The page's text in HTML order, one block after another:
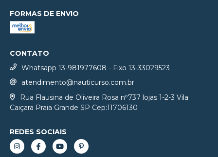
FORMAS DE ENVIO
CONTATO
Whatsapp 13-981977608 - Fixo 13-33029523
atendimento@nauticurso.com.br
Rua Flausina de Oliveira Rosa nº737 lojas 1-2-3 Vila
Caiçara Praia Grande SP Cep:11706130
REDES SOCIAIS